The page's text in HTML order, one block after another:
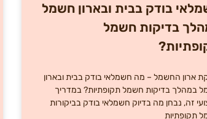
בודק בבית ובארון חשמל
בדיקות חשמל
ארון החשמל – מה חשמלאי בודק בבית ובארון
במהלך בדיקות חשמל תקופתיות? במדריך
זה, נבחן מה בדיוק חשמלאי בודק בביקורות
תקופתיות